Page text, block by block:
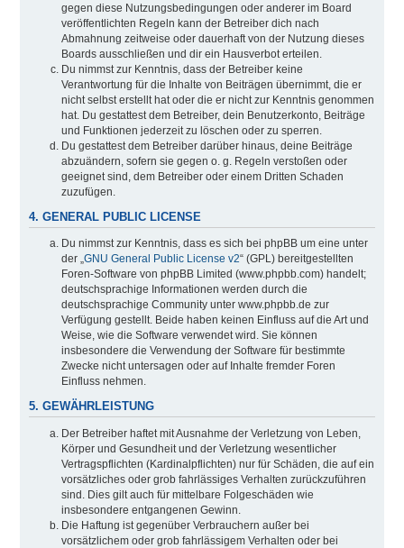
gegen diese Nutzungsbedingungen oder anderer im Board
veröffentlichten Regeln kann der Betreiber dich nach
Abmahnung zeitweise oder dauerhaft von der Nutzung dieses
Boards ausschließen und dir ein Hausverbot erteilen.
Du nimmst zur Kenntnis, dass der Betreiber keine
Verantwortung für die Inhalte von Beiträgen übernimmt, die er
nicht selbst erstellt hat oder die er nicht zur Kenntnis genommen
hat. Du gestattest dem Betreiber, dein Benutzerkonto, Beiträge
und Funktionen jederzeit zu löschen oder zu sperren.
Du gestattest dem Betreiber darüber hinaus, deine Beiträge
abzuändern, sofern sie gegen o. g. Regeln verstoßen oder
geeignet sind, dem Betreiber oder einem Dritten Schaden
zuzufügen.
4. GENERAL PUBLIC LICENSE
Du nimmst zur Kenntnis, dass es sich bei phpBB um eine unter
der „GNU General Public License v2“ (GPL) bereitgestellten
Foren-Software von phpBB Limited (www.phpbb.com) handelt;
deutschsprachige Informationen werden durch die
deutschsprachige Community unter www.phpbb.de zur
Verfügung gestellt. Beide haben keinen Einfluss auf die Art und
Weise, wie die Software verwendet wird. Sie können
insbesondere die Verwendung der Software für bestimmte
Zwecke nicht untersagen oder auf Inhalte fremder Foren
Einfluss nehmen.
5. GEWÄHRLEISTUNG
Der Betreiber haftet mit Ausnahme der Verletzung von Leben,
Körper und Gesundheit und der Verletzung wesentlicher
Vertragspflichten (Kardinalpflichten) nur für Schäden, die auf ein
vorsätzliches oder grob fahrlässiges Verhalten zurückzuführen
sind. Dies gilt auch für mittelbare Folgeschäden wie
insbesondere entgangenen Gewinn.
Die Haftung ist gegenüber Verbrauchern außer bei
vorsätzlichem oder grob fahrlässigem Verhalten oder bei